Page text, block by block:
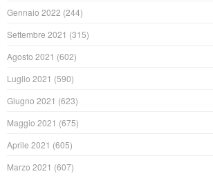
Gennaio 2022 (244)
Settembre 2021 (315)
Agosto 2021 (602)
Luglio 2021 (590)
Giugno 2021 (623)
Maggio 2021 (675)
Aprile 2021 (605)
Marzo 2021 (607)